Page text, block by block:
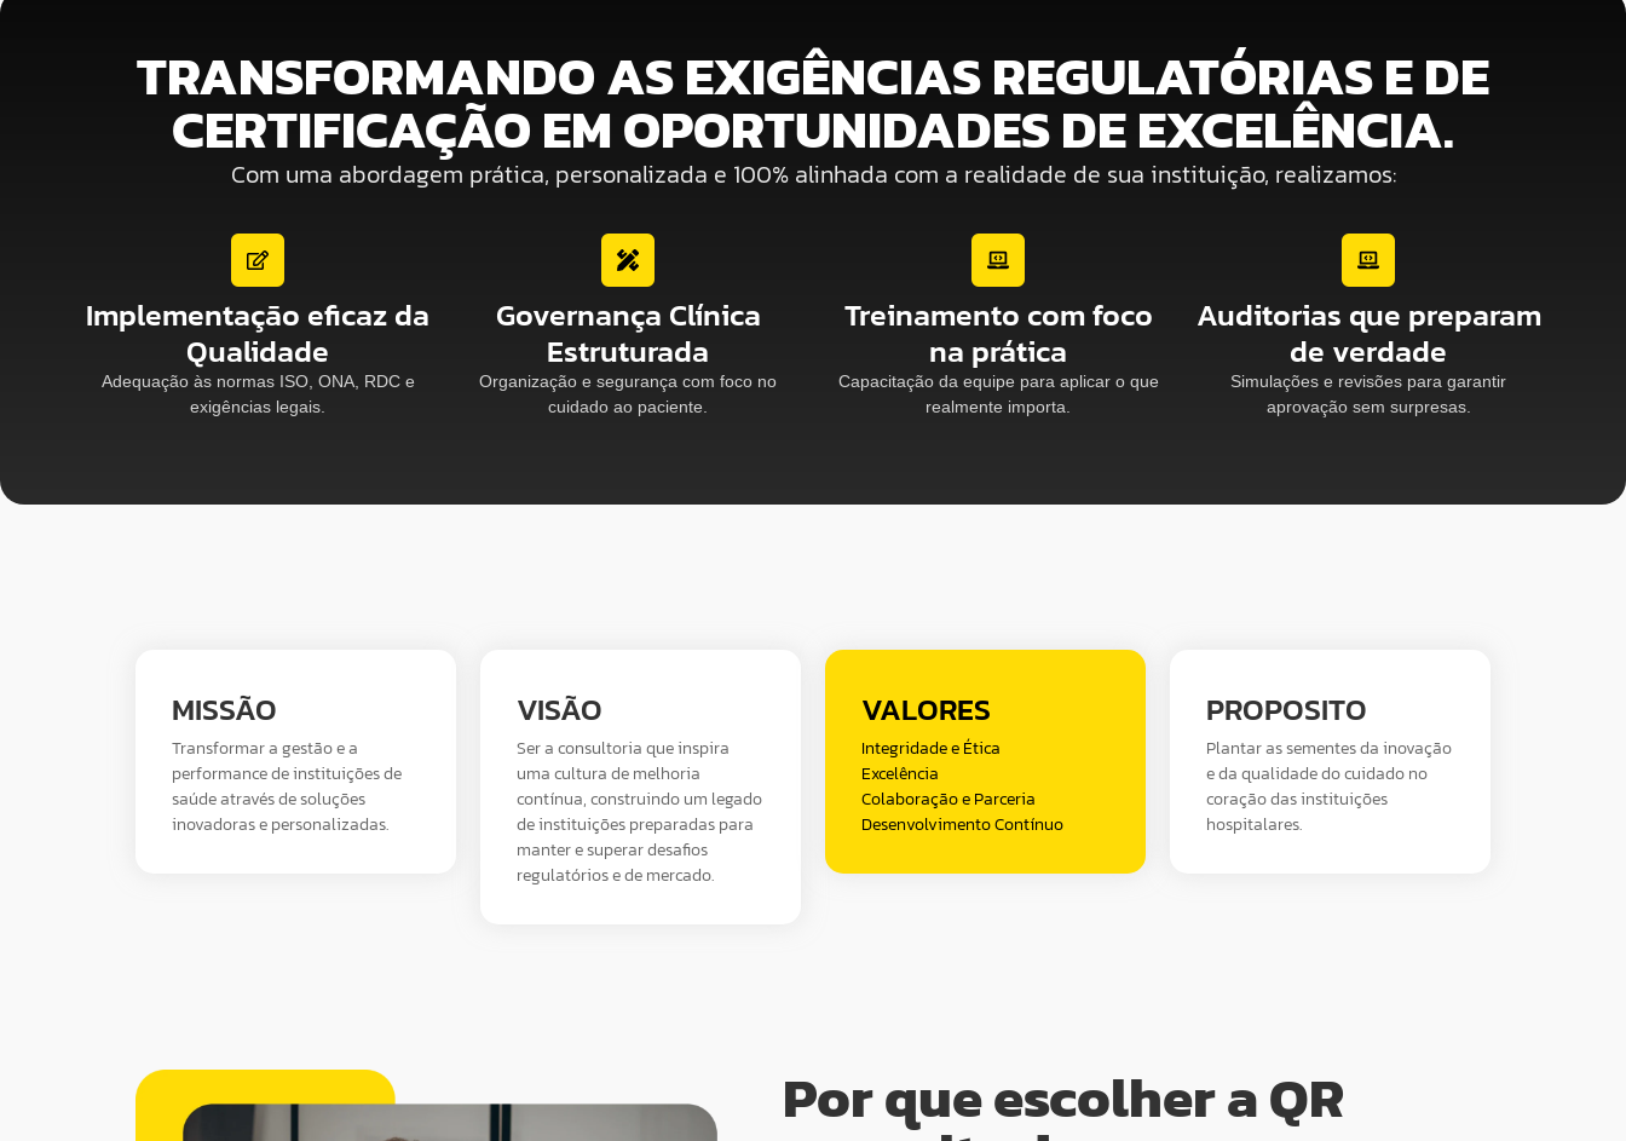
TRANSFORMANDO AS EXIGÊNCIAS REGULATÓRIAS E DE
CERTIFICAÇÃO EM OPORTUNIDADES DE EXCELÊNCIA.
Com uma abordagem prática, personalizada e 100% alinhada com a realidade de sua instituição, realizamos:
Implementação eficaz da
Qualidade
Adequação às normas ISO, ONA, RDC e
exigências legais.
Governança Clínica
Estruturada
Organização e segurança com foco no
cuidado ao paciente.
Treinamento com foco
na prática
Capacitação da equipe para aplicar o que
realmente importa.
Auditorias que preparam
de verdade
Simulações e revisões para garantir
aprovação sem surpresas.
MISSÃO
Transformar a gestão e a
performance de instituições de
saúde através de soluções
inovadoras e personalizadas.
VISÃO
Ser a consultoria que inspira
uma cultura de melhoria
contínua, construindo um legado
de instituições preparadas para
manter e superar desafios
regulatórios e de mercado.
VALORES
Integridade e Ética
Excelência
Colaboração e Parceria
Desenvolvimento Contínuo
PROPOSITO
Plantar as sementes da inovação
e da qualidade do cuidado no
coração das instituições
hospitalares.
Por que escolher a QR